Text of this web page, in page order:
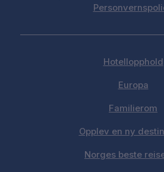
Hotellopphold
Europa
Familierom
Opplev en ny
Norges beste